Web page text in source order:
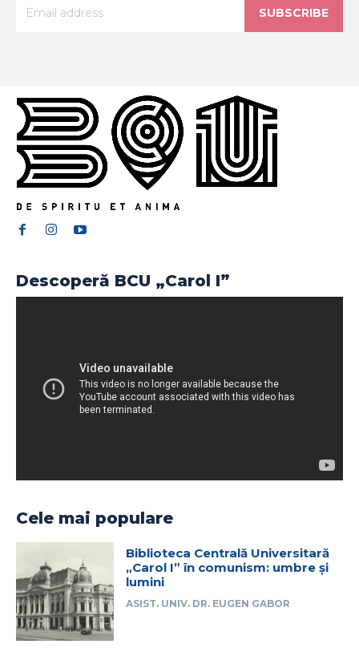
SUBSCRIBE
Descoperă BCU „Carol I”
Cele mai populare
Biblioteca Centrală Universitară
„Carol I” în comunism: umbre și
lumini
ASIST. UNIV. DR. EUGEN GABOR